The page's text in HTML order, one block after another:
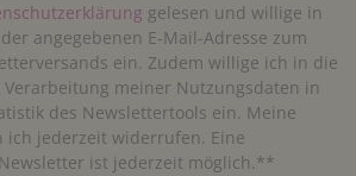
gelesen und willige in
angegebenen E-Mail-Adresse zum
ein. Zudem willige ich in die
meiner Nutzungsdaten in
des Newslettertools ein. Meine
ich jederzeit widerrufen. Eine
ist jederzeit möglich.**